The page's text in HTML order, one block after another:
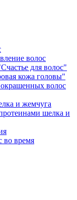
волос
для волос"
кожа головы"
волос
и жемчуга
шелка и
во время